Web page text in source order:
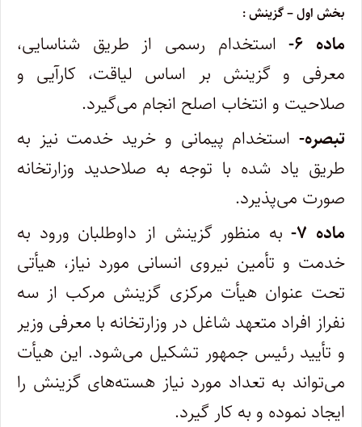
‌بخش اول – گزینش :
‌ماده ۶-
استخدام رسمی از طریق شناسایی،
معرفی و گزینش بر اساس لیاقت، کارآیی و
صلاحیت و انتخاب اصلح انجام می‌گیرد.
‌تبصره- استخدام پیمانی و خرید خدمت نیز به
طریق یاد شده با توجه به صلاحدید وزارتخانه
صورت می‌پذیرد.
‌ماده ۷-
به منظور گزینش از داوطلبان ورود به
خدمت و تأمین نیروی انسانی مورد نیاز، هیأتی
تحت عنوان ‌هیأت مرکزی گزینش مرکب از سه
نفر‌از افراد متعهد شاغل در وزارتخانه با معرفی وزیر
و تأیید رئیس جمهور تشکیل می‌شود. این هیأت
می‌تواند به تعداد مورد نیاز هسته‌های گزینش را
ایجاد‌ نموده و به کار گیرد.